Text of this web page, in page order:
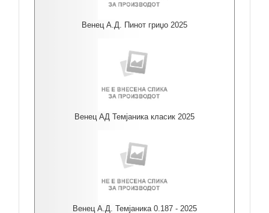
Венец А.Д. Пинот гриџо 2025
Венец АД Темјаника класик 2025
Венец А.Д. Темјаника 0.187 - 2025